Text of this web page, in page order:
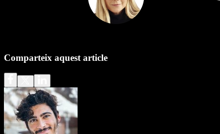
Comparteix aquest article